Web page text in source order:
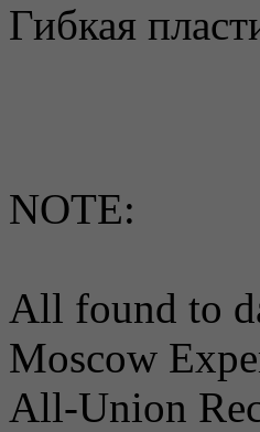
Гибкая
NOTE:
All found to
Moscow
All-Union